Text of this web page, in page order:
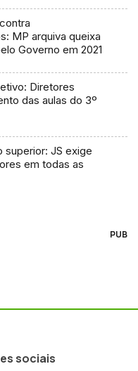
MP arquiva queixa
Governo em 2021
Diretores
das aulas do 3º
superior: JS exige
em todas as
PUB
sociais